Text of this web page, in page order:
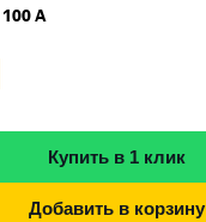
100 A
Купить в 1 клик
Добавить в корзину